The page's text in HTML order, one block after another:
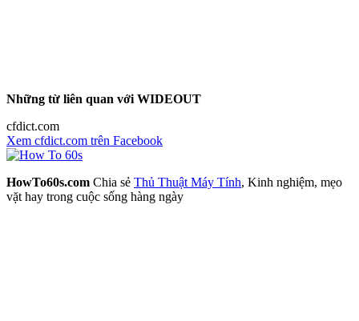
Những từ liên quan với WIDEOUT
cfdict.com
Xem cfdict.com trên Facebook
HowTo60s.com Chia sẻ Thủ Thuật Máy Tính, Kinh nghiệm, mẹo
vặt hay trong cuộc sống hàng ngày